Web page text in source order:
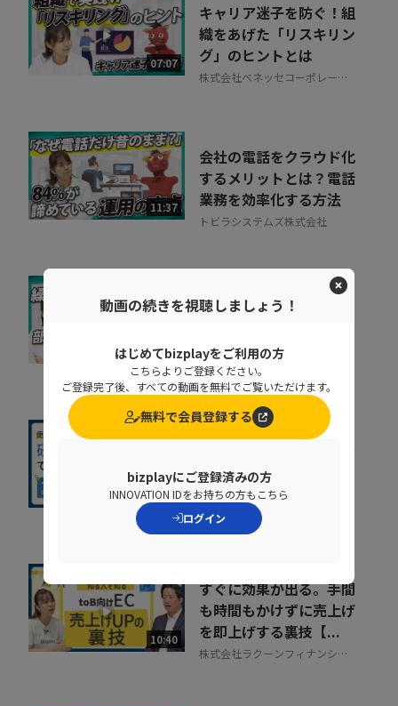
07:07
キャリア迷子を防ぐ！組
織をあげた「リスキリン
グ」のヒントとは
株式会社ベネッセコーポレーシ
11:37
会社の電話をクラウド化
するメリットとは？電話
業務を効率化する方法
トビラシステムズ株式会社
07:52
なぜ部下は同じことを聞
をゼロにする方法
NDIソリューションズ株式会社
09:34
社内に蔓延していた「便
正しい活用術とは
NDIソリューションズ株式会社
10:40
すぐに効果が出る。手間
も時間もかけずに売上げ
を即上げする裏技【...
株式会社ラクーンフィナンシャ
動画の続きを視聴しましょう！
はじめてbizplayをご利用の方
こちらよりご登録ください。
ご登録完了後、すべての動画を無料でご覧いただけます。
無料で会員登録する
bizplayにご登録済みの方
INNOVATION IDをお持ちの方もこちら
ログイン